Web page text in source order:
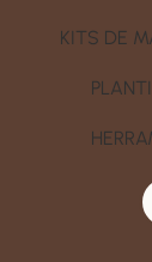
KITS DE